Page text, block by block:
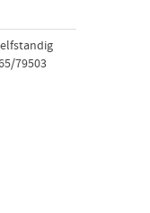
79503